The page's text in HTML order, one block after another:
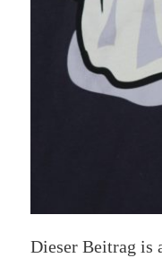
Dieser Beitrag is